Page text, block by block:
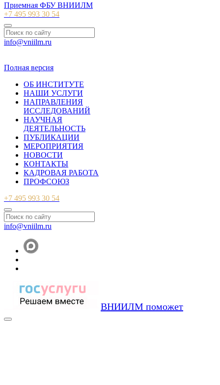
Приемная ФБУ ВНИИЛМ
+7 495 993 30 54
info@vniilm.ru
Полная версия
ОБ ИНСТИТУТЕ
НАШИ УСЛУГИ
НАПРАВЛЕНИЯ
ИССЛЕДОВАНИЙ
НАУЧНАЯ
ДЕЯТЕЛЬНОСТЬ
ПУБЛИКАЦИИ
МЕРОПРИЯТИЯ
НОВОСТИ
КОНТАКТЫ
КАДРОВАЯ РАБОТА
ПРОФСОЮЗ
+7 495 993 30 54
info@vniilm.ru
ВНИИЛМ поможет